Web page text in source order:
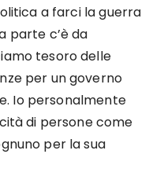
a farci la guerra
parte c’è da
tesoro delle
per un governo
Io personalmente
di persone come
per la sua